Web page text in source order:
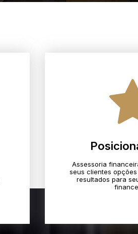
Assessoria
seus clientes
resultados para